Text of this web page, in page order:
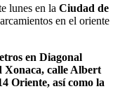
lunes en la Ciudad de
en el oriente
en Diagonal
Xonaca, calle Albert
Oriente, así como la